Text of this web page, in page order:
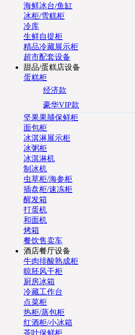
海鲜冰台/鱼缸
冰柜/雪糕柜
冷库
生鲜自提柜
精品冷藏展示柜
超市配套设备
甜品/蛋糕店设备
蛋糕柜
经济款
豪华VIP款
坚果果脯保鲜柜
面包柜
冰淇淋展示柜
冰粥柜
冰淇淋机
制冰机
虫草柜/海参柜
插盘柜/速冻柜
醒发箱
打蛋机
和面机
烤箱
餐饮售卖车
酒店餐厅设备
牛肉排酸熟成柜
晾胚风干柜
厨房冰箱
冷藏工作台
点菜柜
热柜/蒸包柜
红酒柜/小冰箱
茶叶保鲜柜